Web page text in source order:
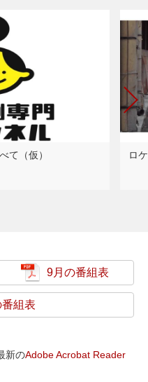
て（仮） ロ
9月の番組表
組表
新のAdobe Acrobat Reader